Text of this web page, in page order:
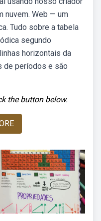
nuvem. Web — um
Tudo sobre a tabela
segundo
horizontais da
de períodos e são
the button below.